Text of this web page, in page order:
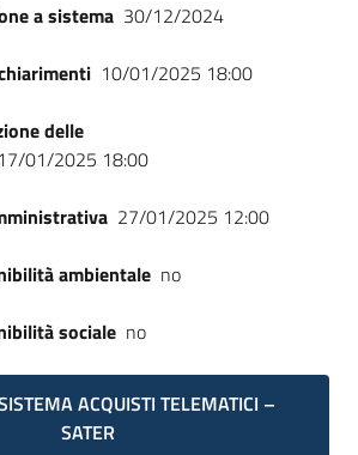
a sistema 30/12/2024
10/01/2025 18:00
delle
17/01/2025 18:00
27/01/2025 12:00
ambientale no
sociale no
ACQUISTI TELEMATICI –
SATER